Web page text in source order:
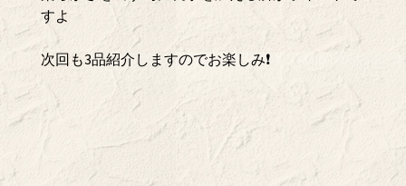
すよ
次回も3品紹介しますのでお楽しみ❗️